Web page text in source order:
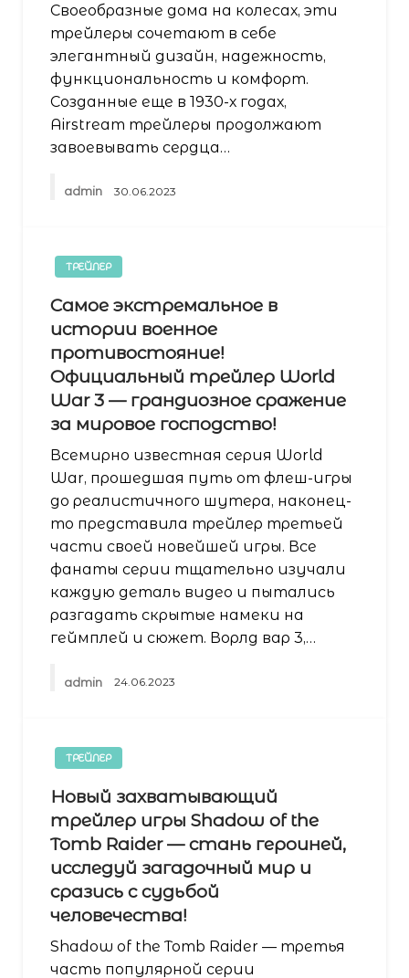
Своеобразные дома на колесах, эти
трейлеры сочетают в себе
элегантный дизайн, надежность,
функциональность и комфорт.
Созданные еще в 1930-х годах,
Airstream трейлеры продолжают
завоевывать сердца…
admin 30.06.2023
ТРЕЙЛЕР
Самое экстремальное в
истории военное
противостояние!
Официальный трейлер World
War 3 — грандиозное сражение
за мировое господство!
Всемирно известная серия World
War, прошедшая путь от флеш-игры
до реалистичного шутера, наконец-
то представила трейлер третьей
части своей новейшей игры. Все
фанаты серии тщательно изучали
каждую деталь видео и пытались
разгадать скрытые намеки на
геймплей и сюжет. Ворлд вар 3,…
admin 24.06.2023
ТРЕЙЛЕР
Новый захватывающий
трейлер игры Shadow of the
Tomb Raider — стань героиней,
исследуй загадочный мир и
сразись с судьбой
человечества!
Shadow of the Tomb Raider — третья
часть популярной серии